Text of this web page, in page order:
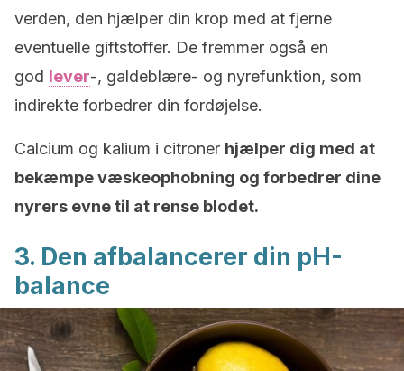
verden, den hjælper din krop med at fjerne
eventuelle giftstoffer. De fremmer også en
god lever-, galdeblære- og nyrefunktion, som
indirekte forbedrer din fordøjelse.
Calcium og kalium i citroner hjælper dig med at
bekæmpe væskeophobning og forbedrer dine
nyrers evne til at rense blodet.
3. Den afbalancerer din pH-
balance